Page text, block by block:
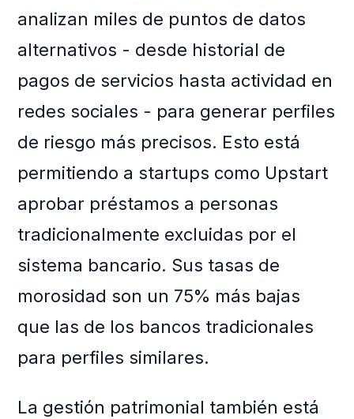
analizan miles de puntos de datos
alternativos - desde historial de
pagos de servicios hasta actividad en
redes sociales - para generar perfiles
de riesgo más precisos. Esto está
permitiendo a startups como Upstart
aprobar préstamos a personas
tradicionalmente excluidas por el
sistema bancario. Sus tasas de
morosidad son un 75% más bajas
que las de los bancos tradicionales
para perfiles similares.
La gestión patrimonial también está